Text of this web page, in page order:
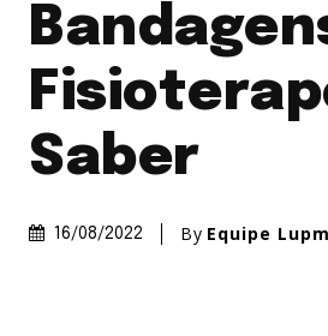
Saber
16/08/2022 By Equipe